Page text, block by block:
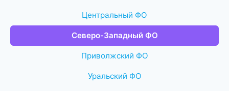
Центральный ФО
Северо-Западный ФО
Приволжский ФО
Уральский ФО